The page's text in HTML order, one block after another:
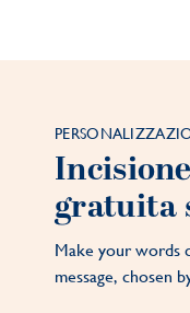
gratuita
Make your words
message, chosen